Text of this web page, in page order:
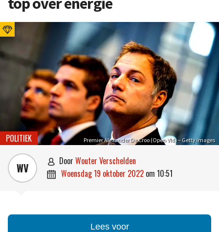
Premier Alexander De Croo (Open Vld) – Getty Images
POLITIEK
WV  door Wouter Verschelden
 woensdag 19 oktober 2022 om 10:51
Lees voor